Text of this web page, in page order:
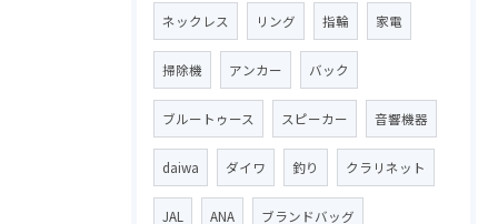
ネックレス リング 指輪 家電
掃除機 アンカー バック
ブルートゥース スピーカー 音響機器
daiwa ダイワ 釣り クラリネット
JAL ANA ブランドバッグ